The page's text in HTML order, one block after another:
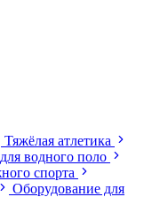
Тяжёлая атлетика
водного поло
спорта
Оборудование для